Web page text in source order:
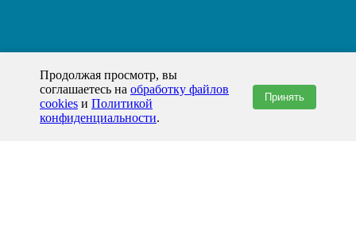
Продолжая просмотр, вы
соглашаетесь на обработку файлов
cookies и Политикой
конфиденциальности.
Принять